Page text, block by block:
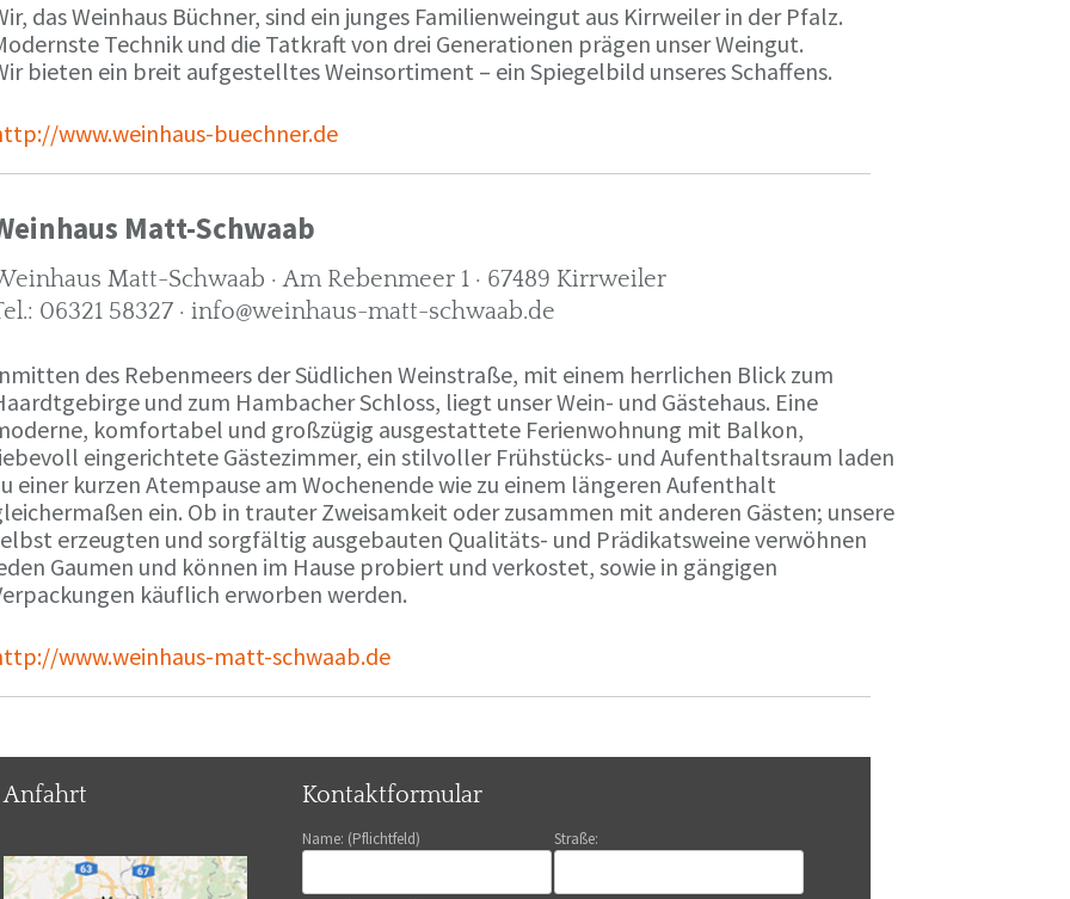
das Weinhaus Büchner, sind ein junges Familienweingut aus Kirrweiler in der Pfalz.
Technik und die Tatkraft von drei Generationen prägen unser Weingut.
bieten ein breit aufgestelltes Weinsortiment – ein Spiegelbild unseres Schaffens.
www.weinhaus-buechner.de
Matt-Schwaab
Matt-Schwaab · Am Rebenmeer 1 · 67489 Kirrweiler
06321 58327 · info@weinhaus-matt-schwaab.de
des Rebenmeers der Südlichen Weinstraße, mit einem herrlichen Blick zum
und zum Hambacher Schloss, liegt unser Wein- und Gästehaus. Eine
komfortabel und großzügig ausgestattete Ferienwohnung mit Balkon,
eingerichtete Gästezimmer, ein stilvoller Frühstücks- und Aufenthaltsraum laden
einer kurzen Atempause am Wochenende wie zu einem längeren Aufenthalt
ein. Ob in trauter Zweisamkeit oder zusammen mit anderen Gästen; unsere
erzeugten und sorgfältig ausgebauten Qualitäts- und Prädikatsweine verwöhnen
Gaumen und können im Hause probiert und verkostet, sowie in gängigen
käuflich erworben werden.
www.weinhaus-matt-schwaab.de
Anfahrt Kontaktformular
Name: (Pflichtfeld) Straße: